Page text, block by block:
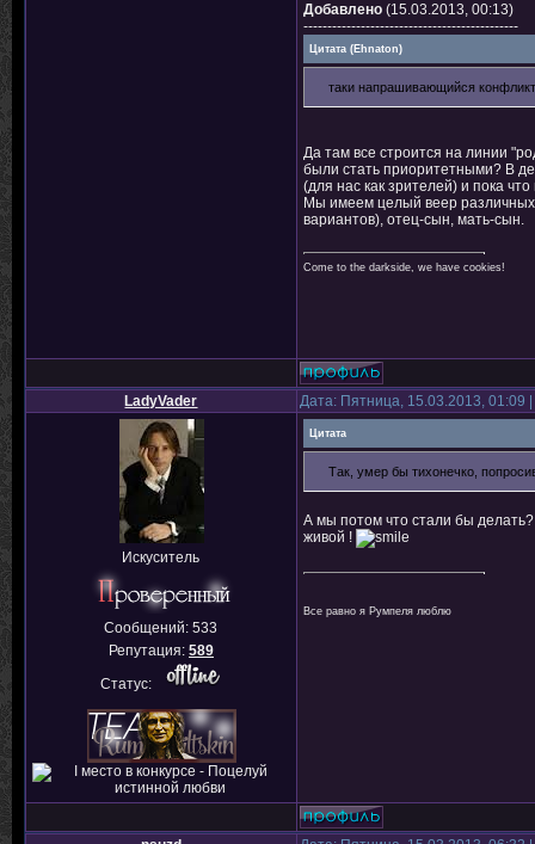
Добавлено (15.03.2013, 00:13)
---------------------------------------------
Цитата ( Ehnaton)
таки напрашивающийся
Да там все строится на линии
были стать приоритетными? В
(для нас как зрителей) и пока что
Мы имеем целый веер различных
вариантов), отец-сын, мать-сын.
Come to the darkside, we have cookies!
LadyVader Дата: Пятница, 15.03.2013,
Искуситель
Сообщений:533
Репутация: 589
Статус:
Цитата
Так, умер бы тихонечко,
А мы потом что стали бы
живой !
Все равно я Румпеля люблю